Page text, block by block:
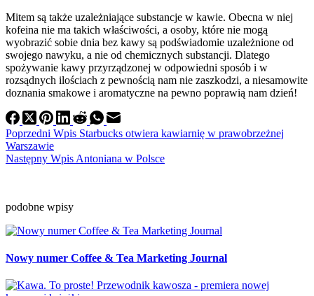
Mitem są także uzależniające substancje w kawie. Obecna w niej
kofeina nie ma takich właściwości, a osoby, które nie mogą
wyobrazić sobie dnia bez kawy są podświadomie uzależnione od
swojego nawyku, a nie od chemicznych substancji. Dlatego
spożywanie kawy przyrządzonej w odpowiedni sposób i w
rozsądnych ilościach z pewnością nam nie zaszkodzi, a niesamowite
doznania smakowe i aromatyczne na pewno poprawią nam dzień!
Poprzedni Wpis Starbucks otwiera kawiarnię w prawobrzeżnej
Warszawie
Następny Wpis Antoniana w Polsce
podobne wpisy
Nowy numer Coffee & Tea Marketing Journal